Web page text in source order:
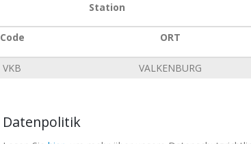
Station
Code ORT
VKB VALKENBURG
Datenpolitik